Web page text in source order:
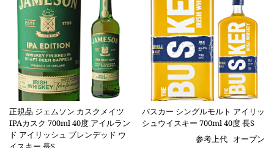
正規品 ジェムソン カスクメイツ
IPAカスク 700ml 40度 アイルラン
ド アイリッシュ ブレンデッド ウ
バスカー シングルモルト アイリッ
シュウイスキー 700ml 40度 長S
参考上代 オープン